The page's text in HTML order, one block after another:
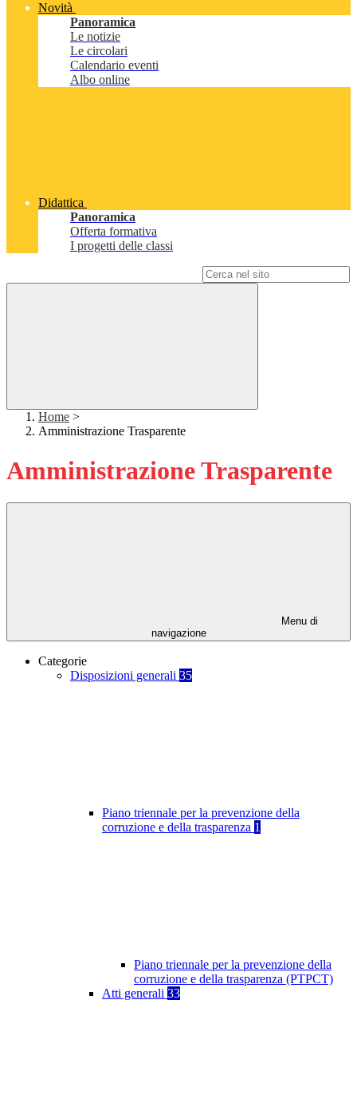
Novità
Panoramica
Le notizie
Le circolari
Calendario eventi
Albo online
Didattica
Panoramica
Offerta formativa
I progetti delle classi
Home >
Amministrazione Trasparente
Amministrazione Trasparente
Menu di
navigazione
Categorie
Disposizioni generali 35
Piano triennale per la prevenzione della
corruzione e della trasparenza 1
Piano triennale per la prevenzione della
corruzione e della trasparenza (PTPCT)
Atti generali 33